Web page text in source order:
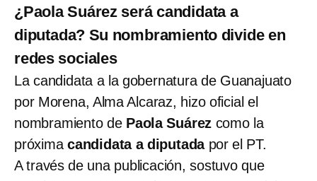
¿Paola Suárez será candidata a
diputada? Su nombramiento divide en
redes sociales
La candidata a la gobernatura de Guanajuato
por Morena, Alma Alcaraz, hizo oficial el
nombramiento dePaola Suárez como la
próxima candidata a diputada por el PT.
A través de una publicación, sostuvo que